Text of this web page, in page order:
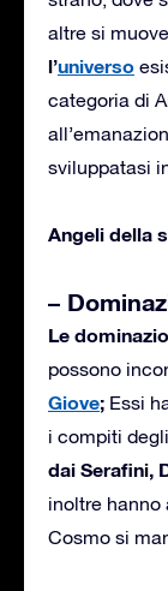
altre si
l’universo
categoria di
sviluppatasi
Angeli della
–
Le
possono
Giove; Essi
i compiti
dai Serafini,
inoltre hanno
Cosmo si